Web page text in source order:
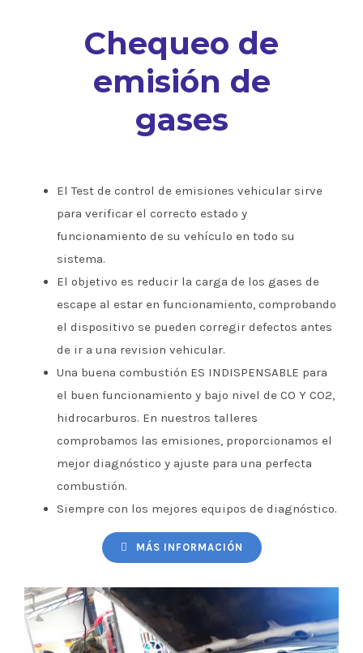
Chequeo de
emisión de
gases
El Test de control de emisiones vehicular sirve
para verificar el correcto estado y
funcionamiento de su vehículo en todo su
sistema.
El objetivo es reducir la carga de los gases de
escape al estar en funcionamiento, comprobando
el dispositivo se pueden corregir defectos antes
de ir a una revision vehicular.
Una buena combustión ES INDISPENSABLE para
el buen funcionamiento y bajo nivel de CO Y CO2,
hidrocarburos. En nuestros talleres
comprobamos las emisiones, proporcionamos el
mejor diagnóstico y ajuste para una perfecta
combustión.
Siempre con los mejores equipos de diagnóstico.
MÁS INFORMACIÓN